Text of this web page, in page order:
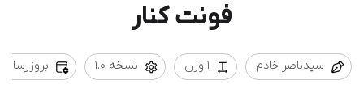
فونت کنار
سیدناصر خادم 1 وزن نسخه 1.0 بروزرسانی 1401/09/